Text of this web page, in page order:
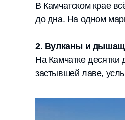
В Камчатском крае
до дна. На одном
2. Вулканы и
На Камчатке
застывшей лаве,